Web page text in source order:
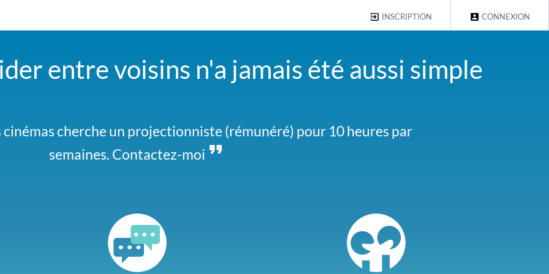
CONNEXION
INSCRIPTION
entre voisins n'a jamais été aussi simple
cinémas cherche un projectionniste (rémunéré) pour 10 heures par
semaines. Contactez-moi
pouvoir dire que j'assure :) Par contre pour planter un clou c'est
histoire... On est peut être fait pour s'entendre